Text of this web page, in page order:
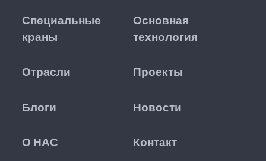
Специальные
краны
Основная
технология
Отрасли Проекты
Блоги Новости
О НАС Контакт